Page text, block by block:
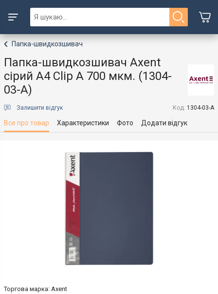
Папка-швидкозшивач
Папка-швидкозшивач Axent
сірий А4 Clip A 700 мкм. (1304-
03-A)
Залишити відгук Код: 1304-03-A
Все про товар Характеристики Фото Додати відгук
Торгова марка: Axent